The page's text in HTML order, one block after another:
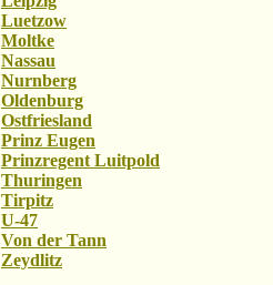
Luetzow
Moltke
Nassau
Nurnberg
Oldenburg
Ostfriesland
Prinz Eugen
Prinzregent Luitpold
Thuringen
Tirpitz
U-47
Von der Tann
Zeydlitz